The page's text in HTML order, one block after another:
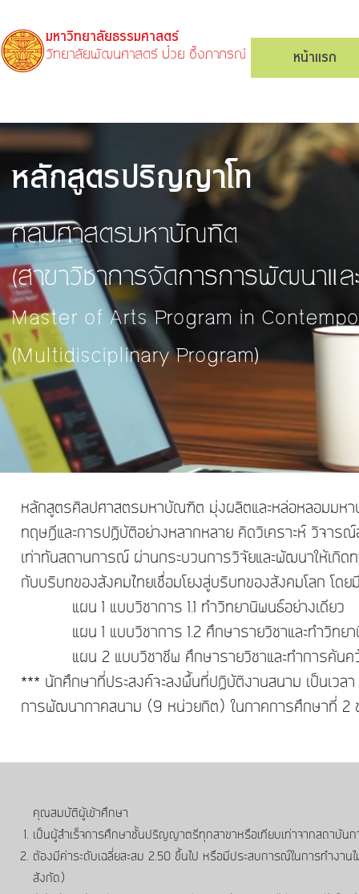
มหาวิทยาลัยธรรมศาสตร์
วิทยาลัยพัฒนศาสตร์ ป๋วย อึ๊งภากรณ์
หน้าแรก
หลักสูตรปริญญาโท
ศิลปศาสตรมหาบัณฑิต
(สาขาวิชาการจัดการการพัฒนาแ
Master of Arts Program in
(Multidisciplinary Program)
หลักสูตรศิลปศาสตรมหาบัณฑิต มุ่งผลิตและหล่อหลอมมห
ทฤษฎีและการปฏิบัติอย่างหลากหลาย คิดวิเคราะห์ วิจาร
เท่าทันสถานการณ์ ผ่านกระบวนการวิจัยและพัฒนาให้เกิด
กับบริบทของสังคมไทยเชื่อมโยงสู่บริบทของสังคมโลก โด
แผน 1 แบบวิชาการ 1.1 ทำวิทยานิพนธ์อย่างเดียว
แผน 1 แบบวิชาการ 1.2 ศึกษารายวิชาและทำวิทยา
แผน 2 แบบวิชาชีพ ศึกษารายวิชาและทำการค้นคว้
*** นักศึกษาที่ประสงค์จะลงพื้นที่ปฏิบัติงานสนาม เป็นเวล
การพัฒนาภาคสนาม (9 หน่วยกิต) ในภาคการศึกษาที่ 2
คุณสมบัติผู้เข้าศึกษา
เป็นผู้สำเร็จการศึกษาชั้นปริญญาตรีทุกสาขาหรือเทียบเท่าจากสถาบัน
ต้องมีค่าระดับเฉลี่ยสะสม 2.50 ขึ้นไป หรือมีประสบการณ์ในการทำงา
สังกัด)